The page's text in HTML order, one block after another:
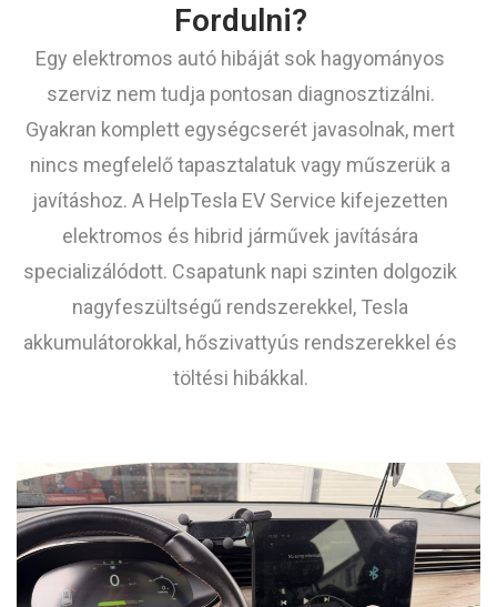
Fordulni?
Egy elektromos autó hibáját sok hagyományos
szerviz nem tudja pontosan diagnosztizálni.
Gyakran komplett egységcserét javasolnak, mert
nincs megfelelő tapasztalatuk vagy műszerük a
javításhoz. A HelpTesla EV Service kifejezetten
elektromos és hibrid járművek javítására
specializálódott. Csapatunk napi szinten dolgozik
nagyfeszültségű rendszerekkel, Tesla
akkumulátorokkal, hőszivattyús rendszerekkel és
töltési hibákkal.